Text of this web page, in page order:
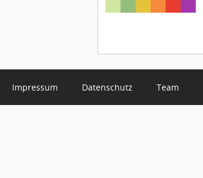
Impressum Datenschutz Team